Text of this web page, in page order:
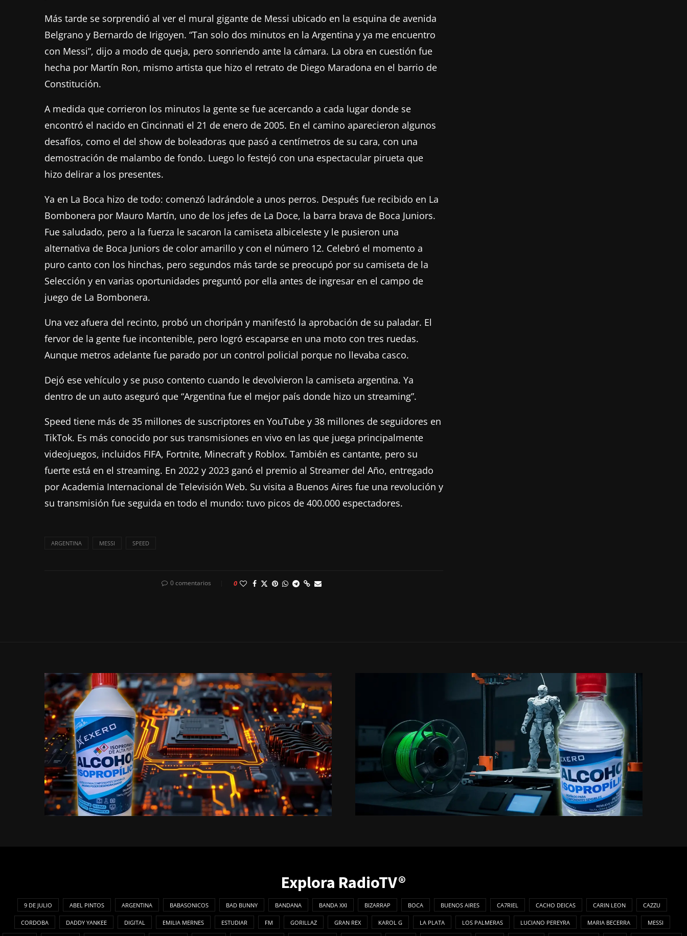
Más tarde se sorprendió al ver el mural gigante de Messi ubicado en la esquina de avenida
Belgrano y Bernardo de Irigoyen. “Tan solo dos minutos en la Argentina y ya me encuentro
con Messi”, dijo a modo de queja, pero sonriendo ante la cámara. La obra en cuestión fue
hecha por Martín Ron, mismo artista que hizo el retrato de Diego Maradona en el barrio de
Constitución.
A medida que corrieron los minutos la gente se fue acercando a cada lugar donde se
encontró el nacido en Cincinnati el 21 de enero de 2005. En el camino aparecieron algunos
desafíos, como el del show de boleadoras que pasó a centímetros de su cara, con una
demostración de malambo de fondo. Luego lo festejó con una espectacular pirueta que
hizo delirar a los presentes.
Ya en La Boca hizo de todo: comenzó ladrándole a unos perros. Después fue recibido en La
Bombonera por Mauro Martín, uno de los jefes de La Doce, la barra brava de Boca Juniors.
Fue saludado, pero a la fuerza le sacaron la camiseta albiceleste y le pusieron una
alternativa de Boca Juniors de color amarillo y con el número 12. Celebró el momento a
puro canto con los hinchas, pero segundos más tarde se preocupó por su camiseta de la
Selección y en varias oportunidades preguntó por ella antes de ingresar en el campo de
juego de La Bombonera.
Una vez afuera del recinto, probó un choripán y manifestó la aprobación de su paladar. El
fervor de la gente fue incontenible, pero logró escaparse en una moto con tres ruedas.
Aunque metros adelante fue parado por un control policial porque no llevaba casco.
Dejó ese vehículo y se puso contento cuando le devolvieron la camiseta argentina. Ya
dentro de un auto aseguró que “Argentina fue el mejor país donde hizo un streaming”.
Speed tiene más de 35 millones de suscriptores en YouTube y 38 millones de seguidores en
TikTok. Es más conocido por sus transmisiones en vivo en las que juega principalmente
videojuegos, incluidos FIFA, Fortnite, Minecraft y Roblox. También es cantante, pero su
fuerte está en el streaming. En 2022 y 2023 ganó el premio al Streamer del Año, entregado
por Academia Internacional de Televisión Web. Su visita a Buenos Aires fue una revolución y
su transmisión fue seguida en todo el mundo: tuvo picos de 400.000 espectadores.
ARGENTINA MESSI SPEED
0 comentarios 0
Explora RadioTV®
9 DE JULIO ABEL PINTOS ARGENTINA BABASONICOS BAD BUNNY BANDANA BANDA XXI BIZARRAP BOCA BUENOS AIRES CA7RIEL CACHO DEICAS CARIN LEON CAZZU
CORDOBA DADDY YANKEE DIGITAL EMILIA MERNES ESTUDIAR FM GORILLAZ GRAN REX KAROL G LA PLATA LOS PALMERAS LUCIANO PEREYRA MARIA BECERRA MESSI